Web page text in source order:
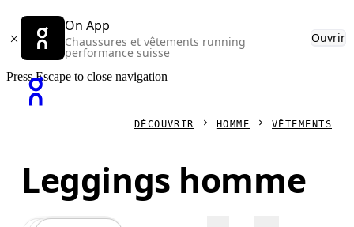
On App
Chaussures et vêtements running
performance suisse
Ouvrir
Press Escape to close navigation
DÉCOUVRIR HOMME VÊTEMENTS
Leggings homme